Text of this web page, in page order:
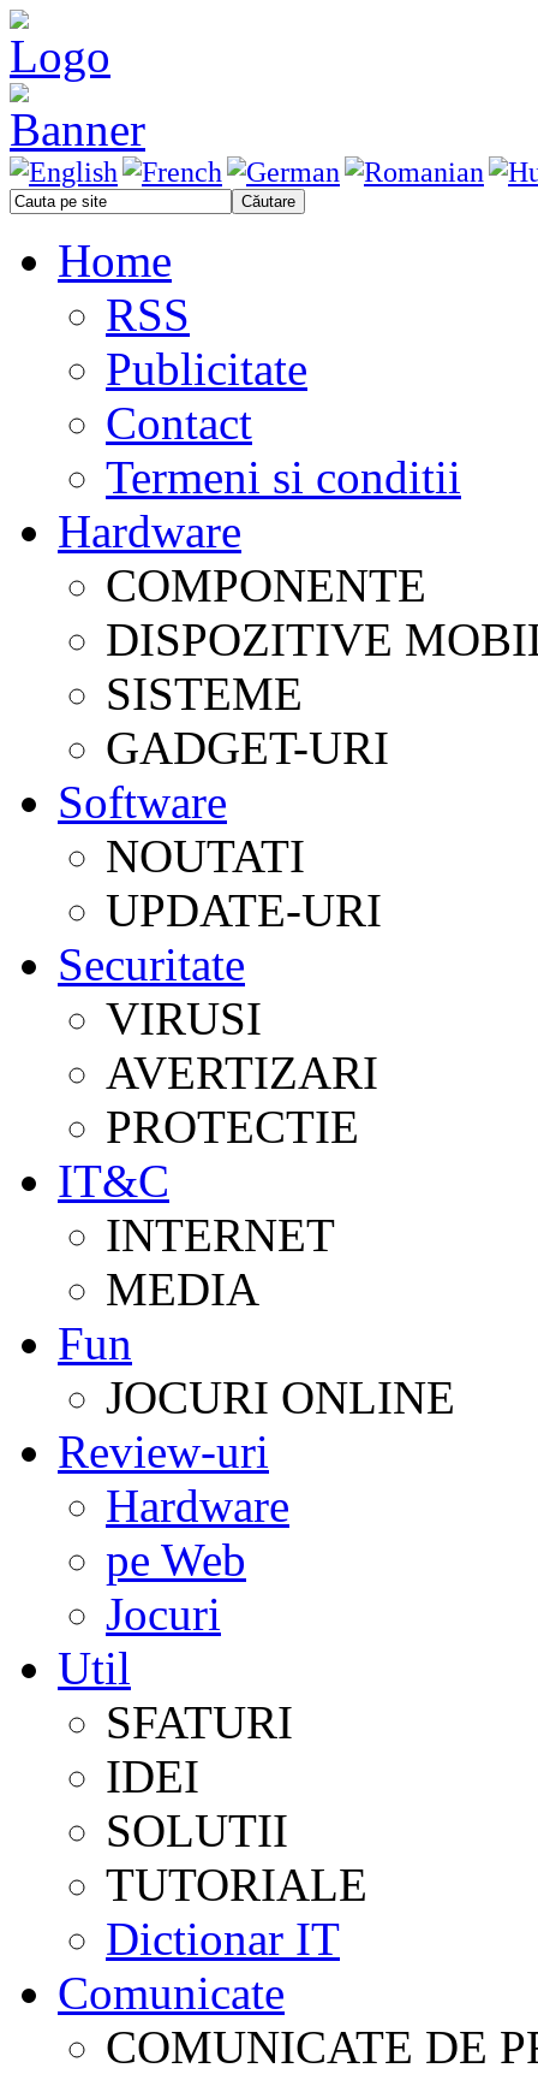
Home
RSS
Publicitate
Contact
Termeni si conditii
Hardware
COMPONENTE
DISPOZITIVE
SISTEME
GADGET-URI
Software
NOUTATI
UPDATE-URI
Securitate
VIRUSI
AVERTIZARI
PROTECTIE
IT&C
INTERNET
MEDIA
Fun
JOCURI ONLINE
Review-uri
Hardware
pe Web
Jocuri
Util
SFATURI
IDEI
SOLUTII
TUTORIALE
Dictionar IT
Comunicate
COMUNICATE DE